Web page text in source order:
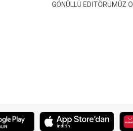
GÖNÜLLÜ EDİTÖRÜMÜZ OL